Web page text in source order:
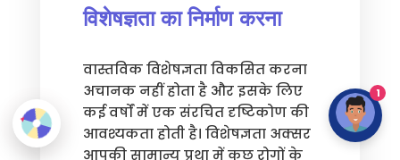
विशेषज्ञता का निर्माण करना
वास्तविक विशेषज्ञता विकसित करना
अचानक नहीं होता है और इसके लिए
कई वर्षों में एक संरचित दृष्टिकोण की
आवश्यकता होती है। विशेषज्ञता अक्सर
आपकी सामान्य प्रथा में कुछ रोगों के
1